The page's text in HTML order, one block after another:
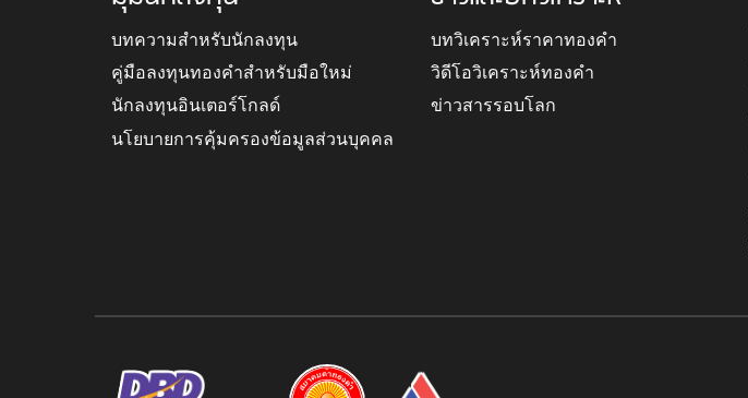
บทความสำหรับนักลงทุน
คู่มือลงทุนทองคำสำหรับมือใหม่
นักลงทุนอินเตอร์โกลด์
นโยบายการคุ้มครองข้อมูลส่วนบุคคล
บทวิเคราะห์ราคาทองคำ
วิดีโอวิเคราะห์ทองคำ
ข่าวสารรอบโลก